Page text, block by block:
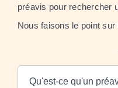
préavis pour rechercher
Nous faisons le point sur
Qu'est-ce qu'un